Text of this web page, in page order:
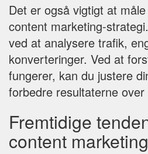
Det er også vigtigt at
content marketing-
ved at analysere trafik,
konverteringer. Ved at
fungerer, kan du justere
forbedre resultaterne over
Fremtidige
content